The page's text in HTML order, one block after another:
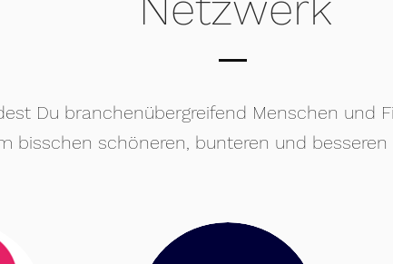
Du branchenübergreifend Menschen und
bisschen schöneren, bunteren und